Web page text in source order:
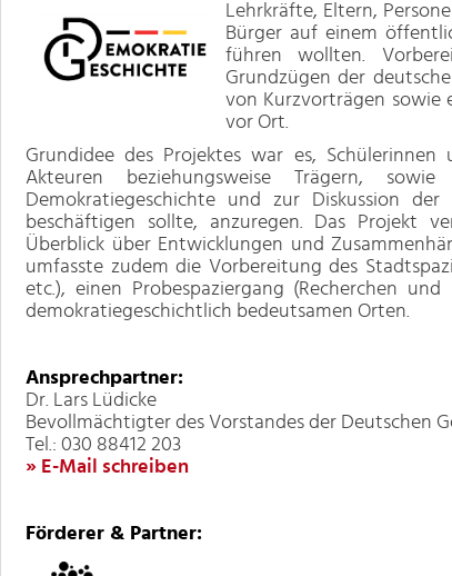
Lehrkräfte, Eltern,
Bürger auf einem
führen wollten.
Grundzügen der
von Kurzvorträgen sowie
vor Ort.
Grundidee des Projektes war es,
Akteuren beziehungsweise Trägern,
Demokratiegeschichte und zur Diskussion
beschäftigen sollte, anzuregen. Das Projekt
Überblick über Entwicklungen und
umfasste zudem die Vorbereitung des
etc.), einen Probespaziergang (Recherchen
demokratiegeschichtlich bedeutsamen Orten.
Ansprechpartner:
Dr. Lars Lüdicke
Bevollmächtigter des Vorstandes der Deutschen
Tel.: 030 88412 203
» E-Mail schreiben
Förderer & Partner: